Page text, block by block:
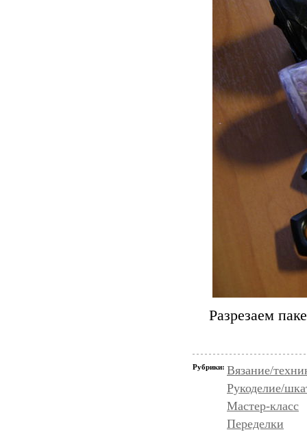
Разрезаем
Рубрики: Вязание/
Рукоделие/
Мастер-класс
Переделки